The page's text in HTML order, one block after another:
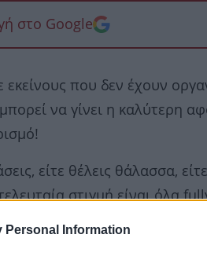
Personal Information
στο Google
εκείνους που δεν έχουν
να γίνει η καλύτερη
είτε θέλεις θάλασσα,
στιγμή είναι όλα